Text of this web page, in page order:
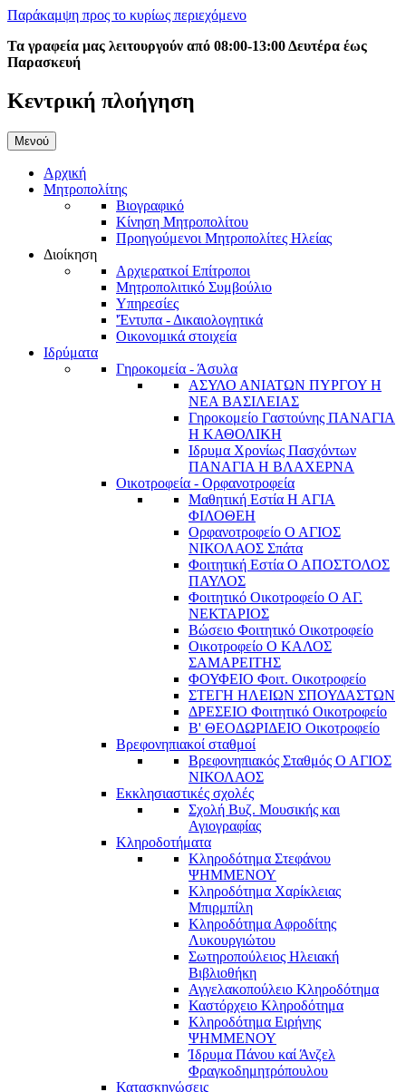
Παράκαμψη προς το κυρίως περιεχόμενο
Τα γραφεία μας λειτουργούν από 08:00-13:00 Δευτέρα έως
Παρασκευή
Κεντρική πλοήγηση
Μενού
Αρχική
Μητροπολίτης
Βιογραφικό
Κίνηση Μητροπολίτου
Προηγούμενοι Μητροπολίτες Ηλείας
Διοίκηση
Αρχιερατκοί Επίτροποι
Μητροπολιτικό Συμβούλιο
Υπηρεσίες
'Έντυπα - Δικαιολογητικά
Οικονομικά στοιχεία
Ιδρύματα
Γηροκομεία - Άσυλα
ΑΣΥΛΟ ΑΝΙΑΤΩΝ ΠΥΡΓΟΥ Η
ΝΕΑ ΒΑΣΙΛΕΙΑΣ
Γηροκομείο Γαστούνης ΠΑΝΑΓΙΑ
Η ΚΑΘΟΛΙΚΗ
Ιδρυμα Χρονίως Πασχόντων
ΠΑΝΑΓΙΑ Η ΒΛΑΧΕΡΝΑ
Οικοτροφεία - Ορφανοτροφεία
Μαθητική Εστία Η ΑΓΙΑ
ΦΙΛΟΘΕΗ
Ορφανοτροφείο Ο ΑΓΙΟΣ
ΝΙΚΟΛΑΟΣ Σπάτα
Φοιτητική Εστία Ο ΑΠΟΣΤΟΛΟΣ
ΠΑΥΛΟΣ
Φοιτητικό Οικοτροφείο Ο ΑΓ.
ΝΕΚΤΑΡΙΟΣ
Βώσειο Φοιτητικό Οικοτροφείο
Οικοτροφείο Ο ΚΑΛΟΣ
ΣΑΜΑΡΕΙΤΗΣ
ΦΟΥΦΕΙΟ Φοιτ. Οικοτροφείο
ΣΤΕΓΗ ΗΛΕΙΩΝ ΣΠΟΥΔΑΣΤΩΝ
ΔΡΕΣΕΙΟ Φοιτητικό Οικοτροφείο
Β' ΘΕΟΔΩΡΙΔΕΙΟ Οικοτροφείο
Βρεφονηπιακοί σταθμοί
Βρεφονηπιακός Σταθμός Ο ΑΓΙΟΣ
ΝΙΚΟΛΑΟΣ
Εκκλησιαστικές σχολές
Σχολή Βυζ. Μουσικής και
Αγιογραφίας
Κληροδοτήματα
Κληροδότημα Στεφάνου
ΨΗΜΜΕΝΟΥ
Κληροδότημα Χαρίκλειας
Μπιρμπίλη
Κληροδότημα Αφροδίτης
Λυκουργιώτου
Σωτηροπούλειος Ηλειακή
Βιβλιοθήκη
Αγγελακοπούλειο Κληροδότημα
Καστόρχειο Κληροδότημα
Κληροδότημα Ειρήνης
ΨΗΜΜΕΝΟΥ
Ίδρυμα Πάνου καί Άνζελ
Φραγκοδημητρόπουλου
Κατασκηνώσεις